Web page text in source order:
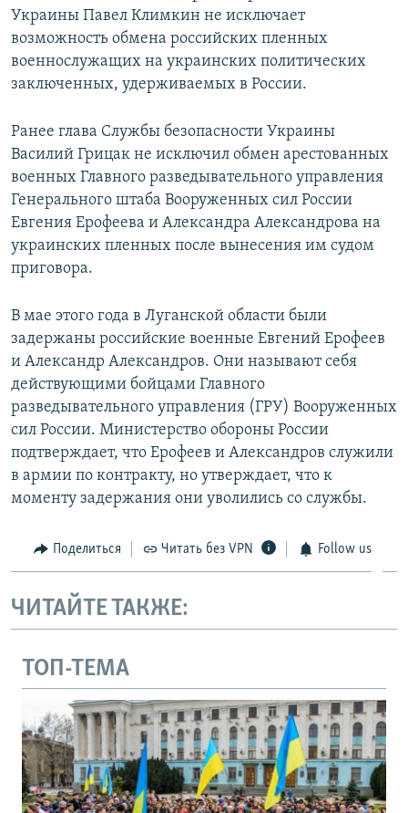
Украины Павел Климкин не исключает
возможность обмена российских пленных
военнослужащих на украинских политических
заключенных, удерживаемых в России.
Ранее глава Службы безопасности Украины
Василий Грицак не исключил обмен арестованных
военных Главного разведывательного управления
Генерального штаба Вооруженных сил России
Евгения Ерофеева и Александра Александрова на
украинских пленных после вынесения им судом
приговора.
В мае этого года в Луганской области были
задержаны российские военные Евгений Ерофеев
и Александр Александров. Они называют себя
действующими бойцами Главного
разведывательного управления (ГРУ) Вооруженных
сил России. Министерство обороны России
подтверждает, что Ерофеев и Александров служили
в армии по контракту, но утверждает, что к
моменту задержания они уволились со службы.
Поделиться Читать без VPN Follow us
ЧИТАЙТЕ ТАКЖЕ:
ТОП-ТЕМА